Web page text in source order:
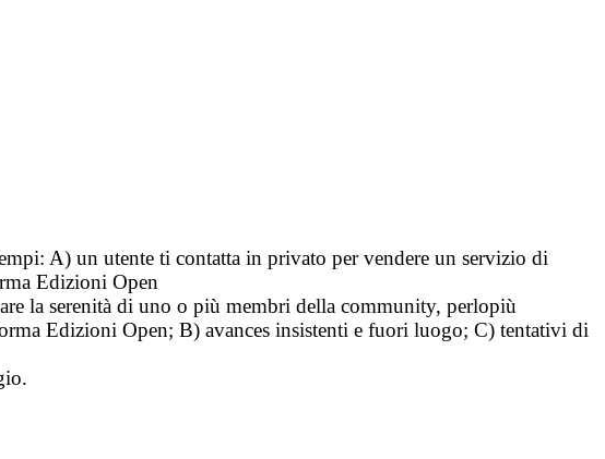
A) un utente ti contatta in privato per vendere un servizio di
Edizioni Open
la serenità di uno o più membri della community, perlopiù
Edizioni Open; B) avances insistenti e fuori luogo; C) tentativi di